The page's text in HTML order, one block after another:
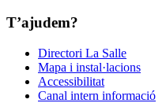
T’ajudem?
Directori La Salle
Mapa i instal·lacions
Accessibilitat
Canal intern informació